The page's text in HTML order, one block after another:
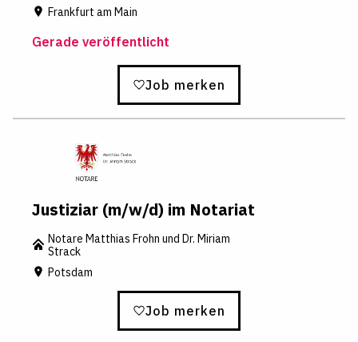
Frankfurt am Main
Gerade veröffentlicht
Job merken
Justiziar (m/w/d) im Notariat
Notare Matthias Frohn und Dr. Miriam
Strack
Potsdam
Job merken